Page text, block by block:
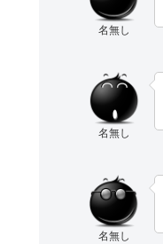
名無し
名無し
名無し